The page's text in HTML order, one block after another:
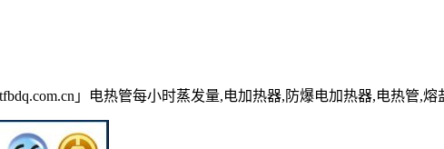
」电热管每小时蒸发量,电加热器,防爆电加热器,电热管,